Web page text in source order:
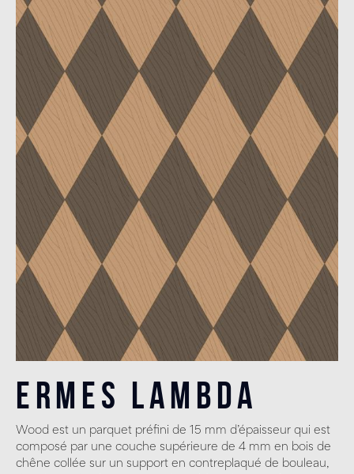
Ermes Lambda
Wood est un parquet préfini de 15 mm d’épaisseur qui est
composé par une couche supérieure de 4 mm en bois de
chêne collée sur un support en contreplaqué de bouleau,